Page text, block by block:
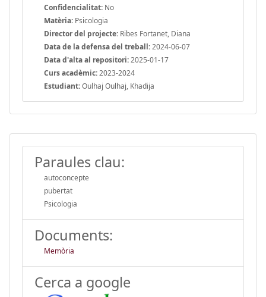
Confidencialitat: No
Matèria: Psicologia
Director del projecte: Ribes Fortanet, Diana
Data de la defensa del treball:2024-06-07
Data d'alta al repositori:2025-01-17
Curs acadèmic:2023-2024
Estudiant:Oulhaj Oulhaj, Khadija
Paraules clau:
autoconcepte
pubertat
Psicologia
Documents:
Memòria
Cerca a google